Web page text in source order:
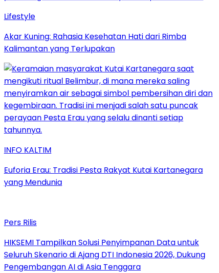
Lifestyle
Akar Kuning: Rahasia Kesehatan Hati dari Rimba
Kalimantan yang Terlupakan
INFO KALTIM
Euforia Erau: Tradisi Pesta Rakyat Kutai Kartanegara
yang Mendunia
Pers Rilis
HIKSEMI Tampilkan Solusi Penyimpanan Data untuk
Seluruh Skenario di Ajang DTI Indonesia 2026, Dukung
Pengembangan AI di Asia Tenggara